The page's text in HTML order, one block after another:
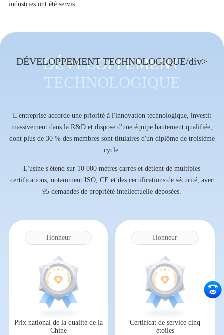
industries ont été servis.
DÉVELOPPEMENT
TECHNOLOGIQUE
DÉVELOPPEMENT TECHNOLOGIQUE/div>
L'entreprise accorde une priorité à l'innovation technologique, investit
massivement dans la R&D et dispose d'une équipe hautement qualifiée,
dont plus de 30 % des membres sont titulaires d'un diplôme de troisième
cycle.
L'usine s'étend sur 10 000 mètres carrés et détient de multiples
certifications, notamment ISO, CE et des certifications de sécurité, avec
95 demandes de propriété intellectuelle déposées.
Honneur
Prix national de la qualité de la
Chine
Honneur
Certificat de service cinq
étoiles